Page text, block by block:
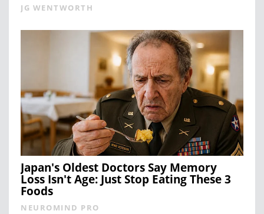
JG WENTWORTH
Japan's Oldest Doctors Say Memory
Loss Isn't Age: Just Stop Eating These 3
Foods
NEUROMIND PRO